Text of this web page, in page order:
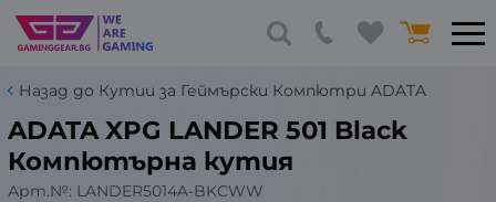
Назад до Кутии за Геймърски Компютри ADATA
ADATA XPG LANDER 501 Black
Компютърна кутия
Арт.№: LANDER5014A-BKCWW